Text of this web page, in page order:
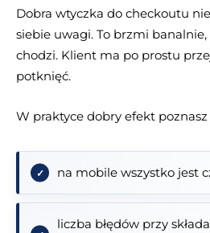
Dobra wtyczka do checkoutu
siebie uwagi. To brzmi banalnie,
chodzi. Klient ma po prostu
potknięć.
W praktyce dobry efekt poznasz
na mobile wszystko jest
liczba błędów przy